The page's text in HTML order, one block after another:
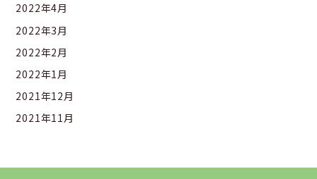
2022年4月
2022年3月
2022年2月
2022年1月
2021年12月
2021年11月